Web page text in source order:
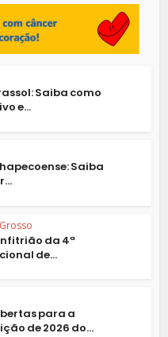
Saiba como
e...
Saiba
da 4ª
de...
para a
de 2026 do...